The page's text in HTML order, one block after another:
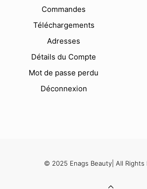
Commandes
Téléchargements
Adresses
Détails du Compte
Mot de passe perdu
Déconnexion
© 2025 Enags Beauty| All Rights